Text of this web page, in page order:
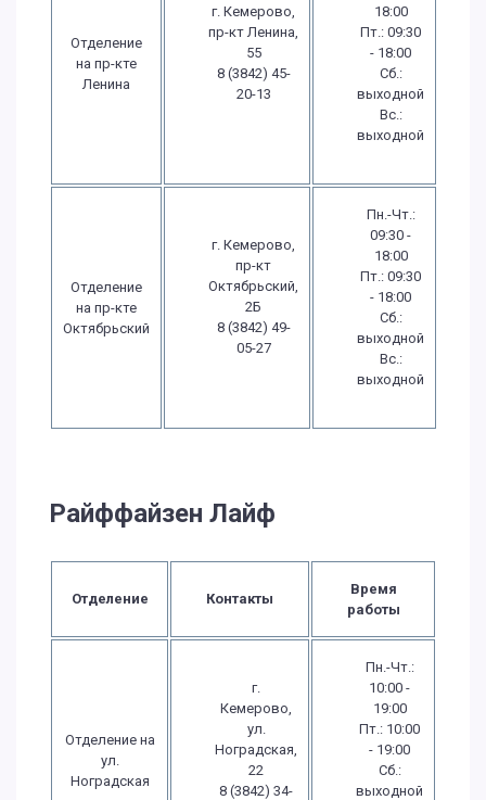
Отделение
на пр-кте
Ленина
г. Кемерово,
пр-кт Ленина,
55
8 (3842) 45-
20-13
18:00
Пт.: 09:30
- 18:00
Сб.:
выходной
Вс.:
выходной
Отделение
на пр-кте
Октябрьский
г. Кемерово,
пр-кт
Октябрьский,
2Б
8 (3842) 49-
05-27
Пн.-Чт.:
09:30 -
18:00
Пт.: 09:30
- 18:00
Сб.:
выходной
Вс.:
выходной
Райффайзен Лайф
Отделение Контакты
Время
работы
Отделение на
ул.
Ноградская
г.
Кемерово,
ул.
Ноградская,
22
8 (3842) 34-
Пн.-Чт.:
10:00 -
19:00
Пт.: 10:00
- 19:00
Сб.:
выходной